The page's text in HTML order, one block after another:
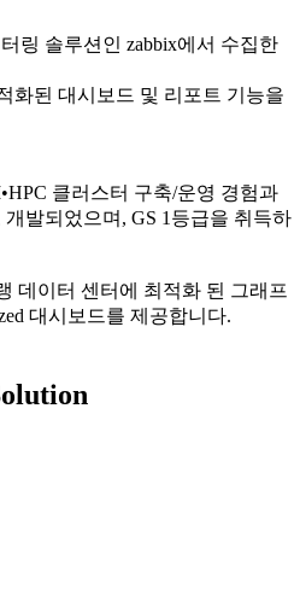
링 솔루션인 zabbix에서 수집한
화된 대시보드 및 리포트 기능을
클러스터 구축/운영 경험과
발되었으며, GS 1등급을 취득하
데이터 센터에 최적화 된 그래프
대시보드를 제공합니다.